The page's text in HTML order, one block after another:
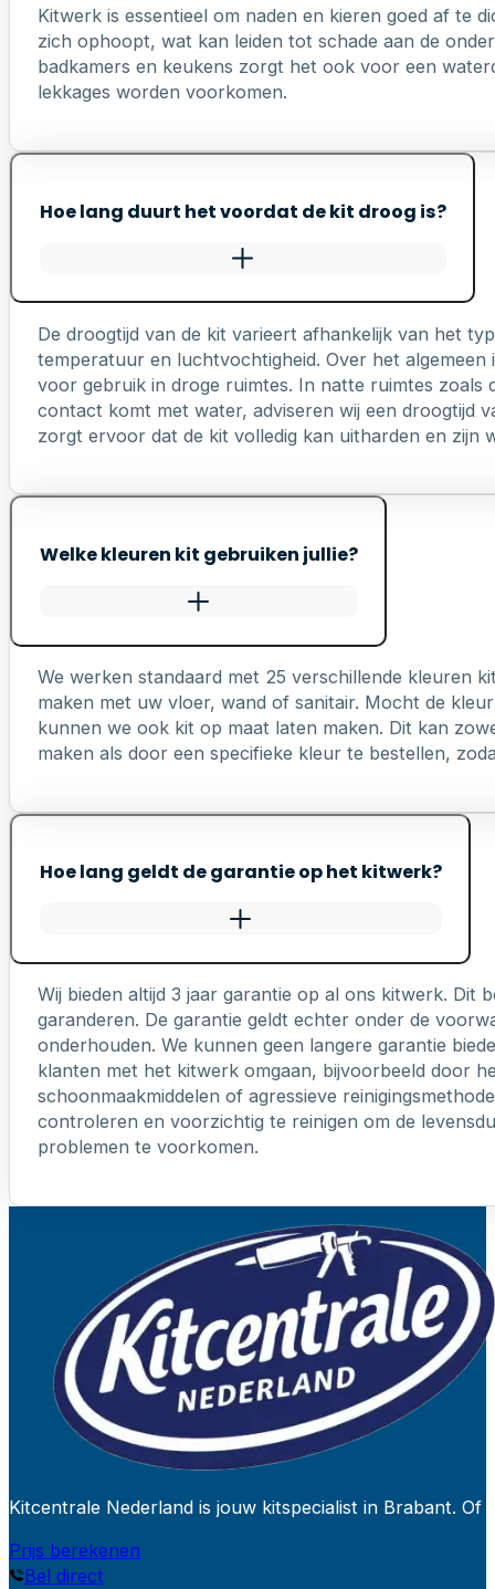
Kitwerk is essentieel om naden en kieren goed af te
zich ophoopt, wat kan leiden tot schade aan de
badkamers en keukens zorgt het ook voor een
lekkages worden voorkomen.
Hoe lang duurt het voordat de kit droog is?
De droogtijd van de kit varieert afhankelijk van het
temperatuur en luchtvochtigheid. Over het
voor gebruik in droge ruimtes. In natte ruimtes zoals
contact komt met water, adviseren wij een droogtijd
zorgt ervoor dat de kit volledig kan uitharden en zijn
Welke kleuren kit gebruiken jullie?
We werken standaard met 25 verschillende kleuren
maken met uw vloer, wand of sanitair. Mocht de
kunnen we ook kit op maat laten maken. Dit kan
maken als door een specifieke kleur te bestellen,
Hoe lang geldt de garantie op het kitwerk?
Wij bieden altijd 3 jaar garantie op al ons kitwerk. Dit
garanderen. De garantie geldt echter onder de
onderhouden. We kunnen geen langere garantie
klanten met het kitwerk omgaan, bijvoorbeeld door
schoonmaakmiddelen of agressieve
controleren en voorzichtig te reinigen om de
problemen te voorkomen.
Kitcentrale Nederland is jouw kitspecialist in Brabant.
Prijs berekenen
Bel direct